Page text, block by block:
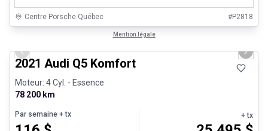
Centre Porsche Québec #P2818
Mention légale
Previous slide Next
2021 Audi Q5 Komfort
Moteur: 4 Cyl. - Essence
78 200 km
Par semaine + tx + tx